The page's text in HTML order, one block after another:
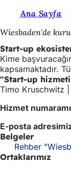
İçeriğe atla
u
r
a
d
a
s
ı
n
ı
Ana Sayfa
Wiesbaden'de
Start-up
Kime
kapsamaktadır.
"Start-up
Timo Kruschwitz
Hizmet
E-posta
Belgeler
Rehber
Ortaklarımız